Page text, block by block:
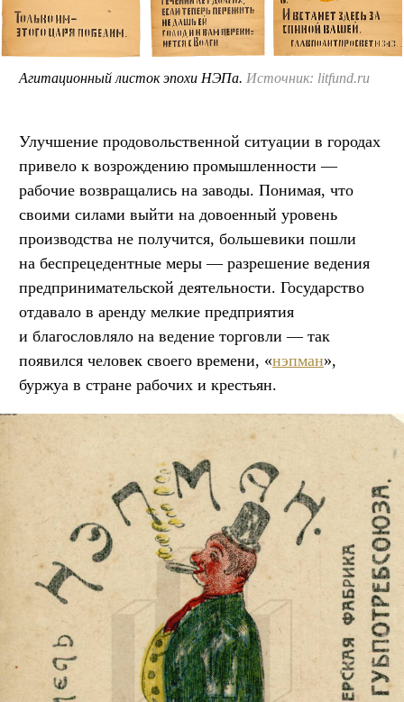
Агитационный листок эпохи НЭПа. Источник: litfund.ru
Улучшение продовольственной ситуации в городах
привело к возрождению промышленности —
рабочие возвращались на заводы. Понимая, что
своими силами выйти на довоенный уровень
производства не получится, большевики пошли
на беспрецедентные меры — разрешение ведения
предпринимательской деятельности. Государство
отдавало в аренду мелкие предприятия
и благословляло на ведение торговли — так
появился человек своего времени, «нэпман»,
буржуа в стране рабочих и крестьян.